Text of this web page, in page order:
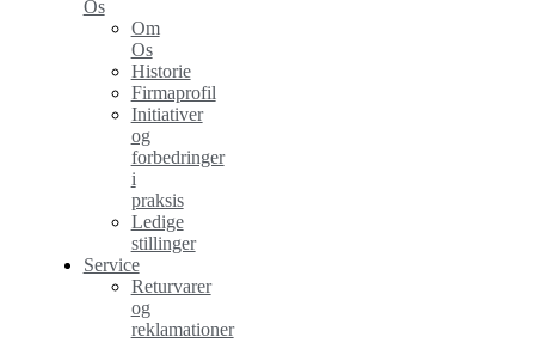
Os
Om
Os
Historie
Firmaprofil
Initiativer
og
forbedringer
i
praksis
Ledige
stillinger
Service
Returvarer
og
reklamationer